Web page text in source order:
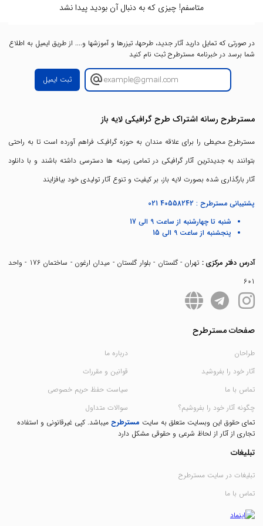
متاسفم! چیزی که به دنبال آن بودید پیدا نشد
در صورتی که تمایل دارید آثار جدید، طرحها، تیزرها و آموزشها و.... از طریق ایمیل به اطلاع
شما برسد در خبرنامه مسترطرح ثبت نام کنید
ثبت ایمیل
مسترطرح رسانه اشتراک طرح گرافیکی لایه باز
مسترطرح محیطی را برای علاقه مندان به حوزه گرافیک فراهم آورده است تا به راحتی
بتوانند به جدیدترین آثار گرافیکی در تمامی زمینه ها دسترسی داشته باشند و با دانلود
آثار بارگذاری شده بصورت لایه باز، بر کیفیت و تنوع آثار تولیدی خود بیافزایند
پشتیبانی مسترطرح : 021 40558242
شنبه تا چهارشنبه از ساعت 9 الی 17
پنجشنبه از ساعت 9 الی 15
آدرس دفتر مرکزی :
تهران - گلستان - بلوار گلستان - میدان ارغون - ساختمان 176 - واحد
601
صفحات مسترطرح
طراحان
آثار خود را بفروشید
تماس با ما
چگونه آثار خود را بفروشیم؟
درباره ما
قوانین و مقررات
سیاست حفظ حریم خصوصی
سوالات متداول
تمای حقوق این وبسایت متعلق به سایت مسترطرح میباشد. کپی غیرقانونی و استفاده
تجاری از آثار از لحاظ شرعی و حقوقی مشکل دارد
تبلیغات
تبلیغات در سایت مسترطرح
تماس با ما